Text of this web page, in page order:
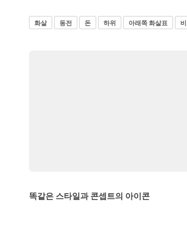
화살 동전 돈 하위 아래쪽 화살표
똑같은 스타일과 콘셉트의 아이콘